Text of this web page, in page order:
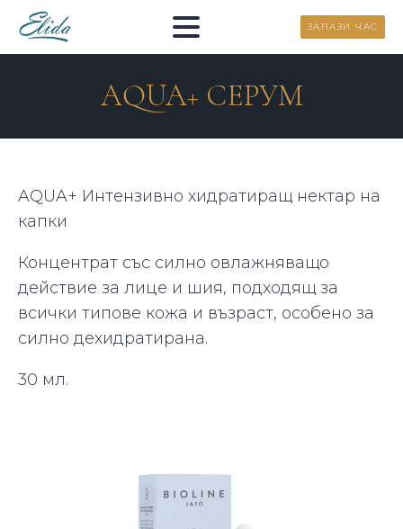
ЗАПАЗИ ЧАС
AQUA+ СЕРУМ
AQUA+ Интензивно хидратиращ нектар на
капки
Концентрат със силно овлажняващо
действие за лице и шия, подходящ за
всички типове кожа и възраст, особено за
силно дехидратирана.
30 мл.